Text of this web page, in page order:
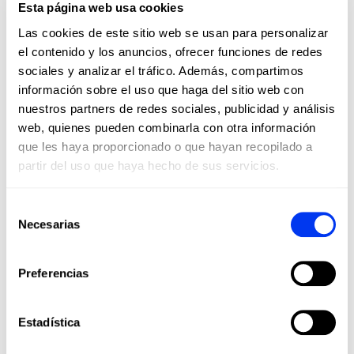
Esta página web usa cookies
Las cookies de este sitio web se usan para personalizar
el contenido y los anuncios, ofrecer funciones de redes
sociales y analizar el tráfico. Además, compartimos
información sobre el uso que haga del sitio web con
nuestros partners de redes sociales, publicidad y análisis
web, quienes pueden combinarla con otra información
que les haya proporcionado o que hayan recopilado a
partir del uso que haya hecho de sus servicios.
Necesarias
Preferencias
Estadística
• No limpieza en seco
• No planchar
Lavar a máquina con agua fría
Los clientes que compraron este producto también
han comprado...